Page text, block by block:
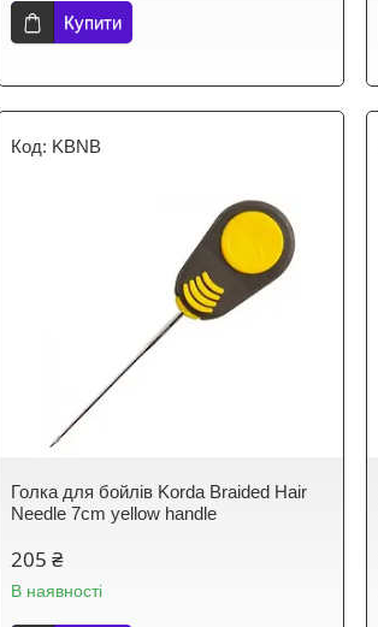
Купити
KBNB
Голка для бойлів Korda Braided Hair
Needle 7cm yellow handle
205 ₴
В наявності